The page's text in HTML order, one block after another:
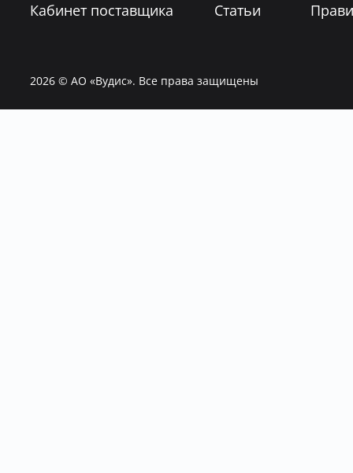
Кабинет поставщика
Статьи
2026© АО «Вудис». Все права защищены